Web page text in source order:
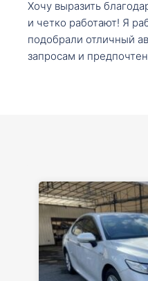
Хочу выразить
и четко работают! Я
подобрали отличный
запросам и